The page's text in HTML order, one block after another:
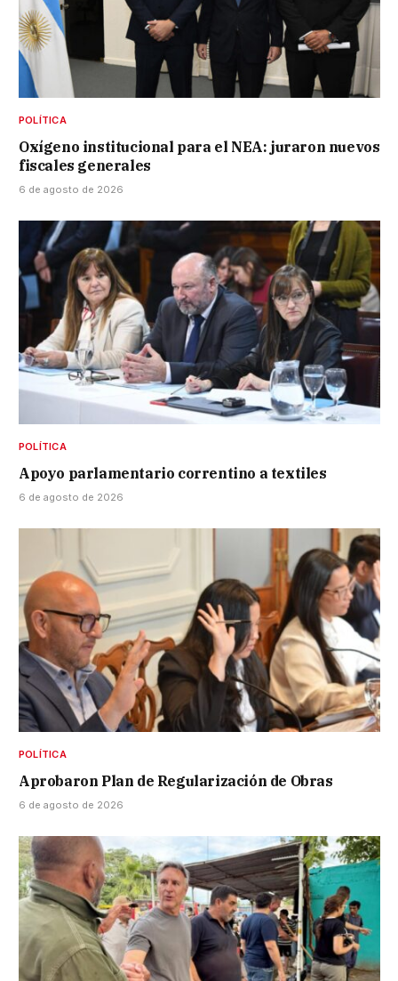
POLÍTICA
Oxígeno institucional para el NEA: juraron nuevos
fiscales generales
6 de agosto de 2026
POLÍTICA
Apoyo parlamentario correntino a textiles
6 de agosto de 2026
POLÍTICA
Aprobaron Plan de Regularización de Obras
6 de agosto de 2026